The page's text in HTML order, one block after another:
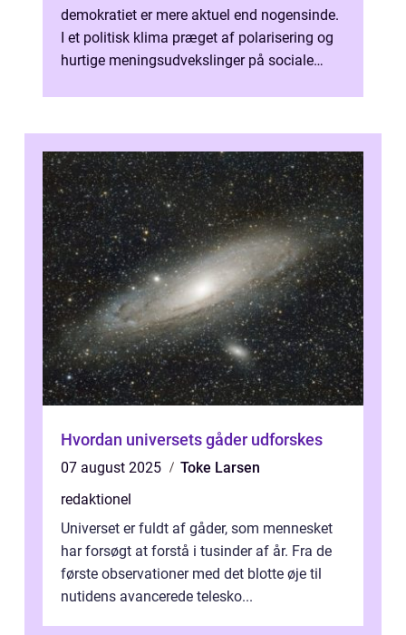
demokratiet er mere aktuel end nogensinde.
I et politisk klima præget af polarisering og
hurtige meningsudvekslinger på sociale
Hvordan universets gåder udforskes
07 august 2025
Toke Larsen
redaktionel
Universet er fuldt af gåder, som mennesket
har forsøgt at forstå i tusinder af år. Fra de
første observationer med det blotte øje til
nutidens avancerede telesko...